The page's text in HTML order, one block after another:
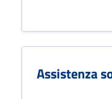
Assistenza